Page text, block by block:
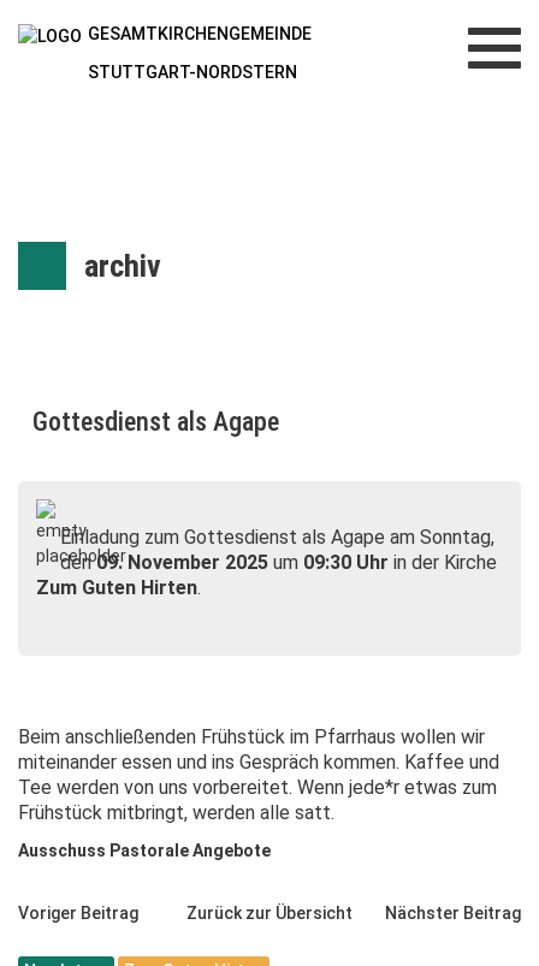
GESAMTKIRCHENGEMEINDE
STUTTGART-NORDSTERN
archiv
Gottesdienst als Agape
Einladung zum Gottesdienst als Agape am Sonntag,
den09. November 2025 um 09:30 Uhr in der Kirche
Zum Guten Hirten.
Beim anschließenden Frühstück im Pfarrhaus wollen wir
miteinander essen und ins Gespräch kommen. Kaffee und
Tee werden von uns vorbereitet. Wenn jede*r etwas zum
Frühstück mitbringt, werden alle satt.
Ausschuss Pastorale Angebote
Voriger Beitrag Zurück zur Übersicht Nächster Beitrag